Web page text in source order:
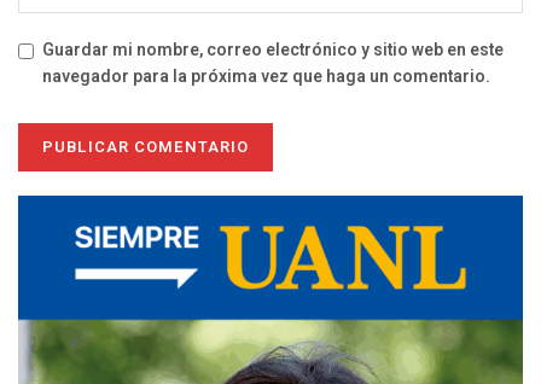
Guardar mi nombre, correo electrónico y sitio web en este
navegador para la próxima vez que haga un comentario.